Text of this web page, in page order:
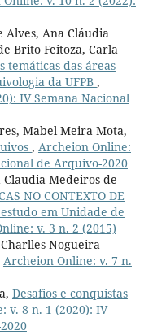
Alves, Ana Cláudia
Brito Feitoza, Carla
temáticas das áreas
da UFPB ,
IV Semana Nacional
Mabel Meira Mota,
, Archeion Online:
de Arquivo-2020
Claudia Medeiros de
NO CONTEXTO DE
estudo em Unidade de
v. 3 n. 2 (2015)
Nogueira
Archeion Online: v. 7 n.
Desafios e conquistas
v. 8 n. 1 (2020): IV